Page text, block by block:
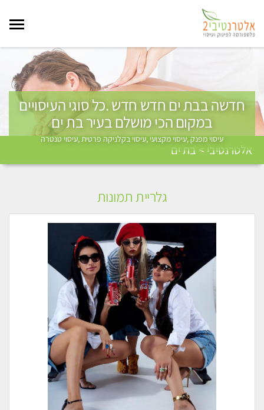
חדשה בבת ים חדש חדש .כל סוגי העיסויים
במקום הכי מושלם בעיר בת ים
עיסוי מפנק ,עיסוי מקצועי ,עיסוי בקלניקה פרטית ,עיסוי טנטרה
אלטרנטיבי > בת ים
גלריית תמונות